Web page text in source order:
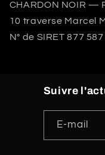
CHARDON NOIR —
10 traverse Marcel
N° de SIRET 877
Suivre
E-mail